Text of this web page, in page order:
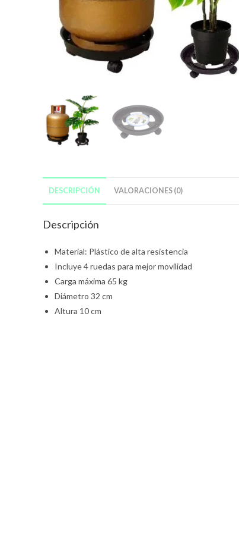
DESCRIPCIÓN VALORACIONES (0)
Descripción
Material: Plástico de alta resistencia
Incluye 4 ruedas para mejor movilidad
Carga máxima 65 kg
Diámetro 32 cm
Altura 10 cm